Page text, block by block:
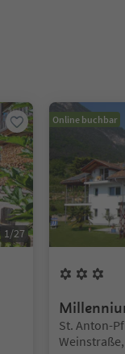
1/27
Online buchbar
Standort:
St. Anton-